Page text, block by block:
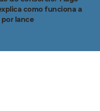
como funciona a
lance